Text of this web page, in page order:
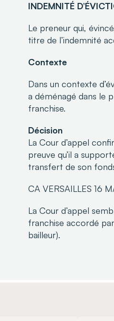
INDEMNITÉ
Le preneur qui,
titre de l’indemnité
Contexte
Dans un contexte
a déménagé dans le
franchise.
Décision
La Cour d’appel
preuve qu’il a
transfert de son
CA VERSAILLES 16
La Cour d’appel
franchise accordé
bailleur).